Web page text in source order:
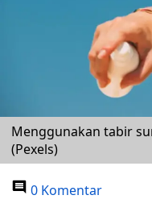
Menggunakan tabir
(Pexels)
0 Komentar